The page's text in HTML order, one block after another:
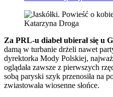
Za PRL-u diabeł ubierał się u
damą w turbanie drżeli nawet
dyrektorka Mody Polskiej,
oglądała zawsze z pierwszych
sobą paryski szyk przenosiła na
zwiastowała wiosenne słońce.